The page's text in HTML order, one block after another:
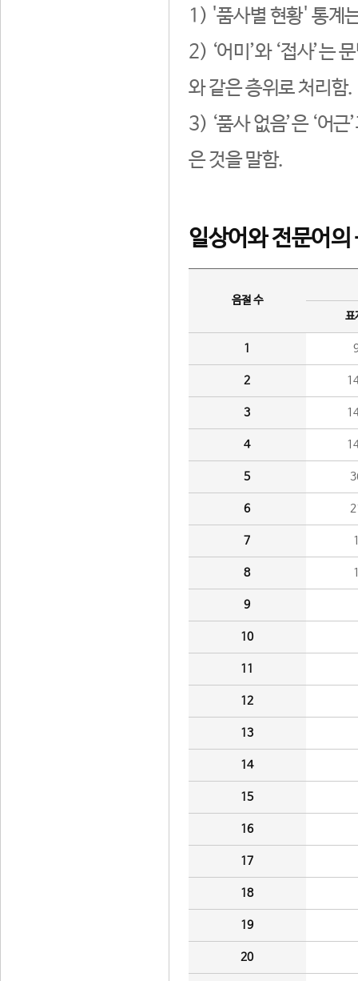
1) '품사별 현황' 통계
2) ‘어미’와 ‘접사’는
와 같은 층위로 처리함.
3) ‘품사 없음’은 ‘어
은 것을 말함.
일상어와 전문어의
음절 수
표
1
2
3
4
5
6
7
8
9
10
11
12
13
14
15
16
17
18
19
20